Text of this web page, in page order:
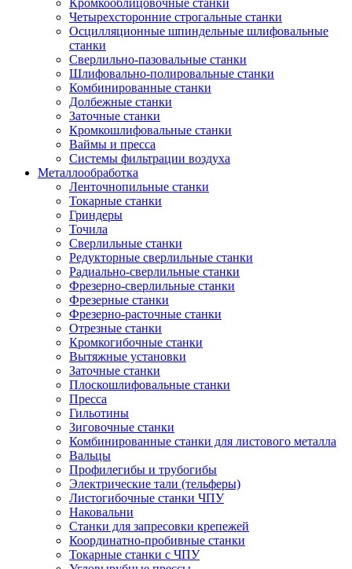
Четырехсторонние строгальные станки
Осцилляционные шпиндельные шлифовальные
станки
Сверлильно-пазовальные станки
Шлифовально-полировальные станки
Комбинированные станки
Долбежные станки
Заточные станки
Кромкошлифовальные станки
Ваймы и пресса
Системы фильтрации воздуха
Металлообработка
Ленточнопильные станки
Токарные станки
Гриндеры
Точила
Сверлильные станки
Редукторные сверлильные станки
Радиально-сверлильные станки
Фрезерно-сверлильные станки
Фрезерные станки
Фрезерно-расточные станки
Отрезные станки
Кромкогибочные станки
Вытяжные установки
Заточные станки
Плоскошлифовальные станки
Пресса
Гильотины
Зиговочные станки
Комбинированные станки для листового металла
Вальцы
Профилегибы и трубогибы
Электрические тали (тельферы)
Листогибочные станки ЧПУ
Наковальни
Станки для запресовки крепежей
Координатно-пробивные станки
Токарные станки с ЧПУ